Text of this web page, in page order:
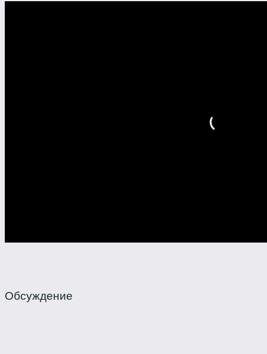
Обсуждение